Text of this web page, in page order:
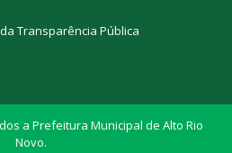
Transparência Pública
a Prefeitura Municipal de Alto Rio
Novo.